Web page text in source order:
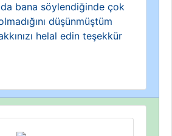
bana söylendiğinde çok
düşünmüştüm
helal edin teşekkür